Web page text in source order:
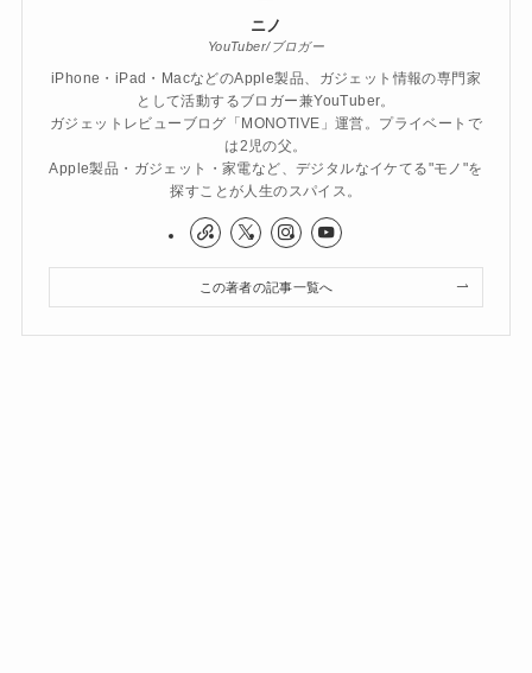
ニノ
YouTuber/ブロガー
iPhone・iPad・MacなどのApple製品、ガジェット情報の専門家
として活動するブロガー兼YouTuber。
ガジェットレビューブログ「MONOTIVE」運営。プライベートで
は2児の父。
Apple製品・ガジェット・家電など、デジタルなイケてる"モノ"を
探すことが人生のスパイス。
この著者の記事一覧へ